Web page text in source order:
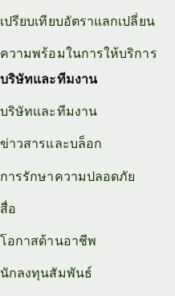
เปรียบเทียบอัตราแลกเปลี่ยน
ความพร้อมในการให้บริการ
บริษัทและทีมงาน
บริษัทและทีมงาน
ข่าวสารและบล็อก
การรักษาความปลอดภัย
สื่อ
โอกาสด้านอาชีพ
นักลงทุนสัมพันธ์